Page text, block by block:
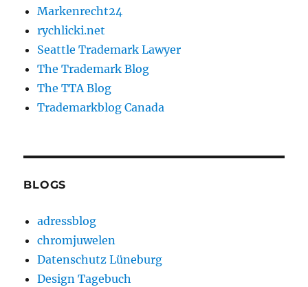
Markenrecht24
rychlicki.net
Seattle Trademark Lawyer
The Trademark Blog
The TTA Blog
Trademarkblog Canada
BLOGS
adressblog
chromjuwelen
Datenschutz Lüneburg
Design Tagebuch